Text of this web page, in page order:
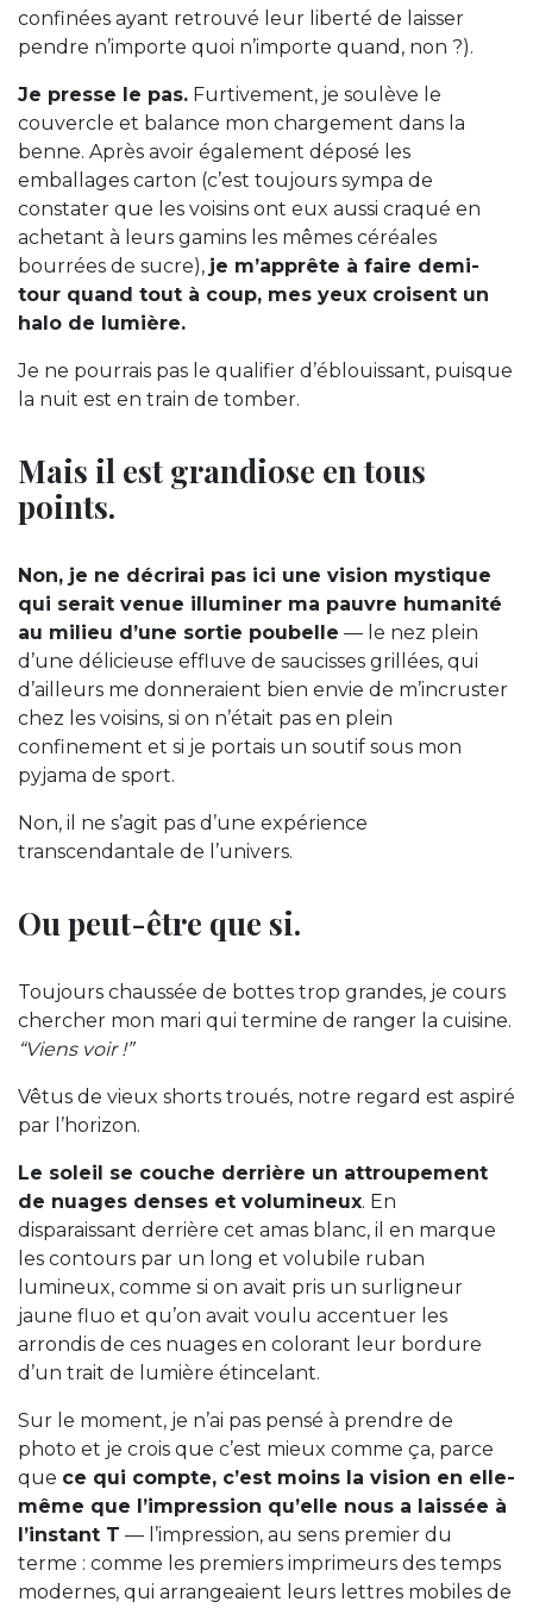
confinées ayant retrouvé leur liberté de laisser
pendre n’importe quoi n’importe quand, non ?).
Je presse le pas. Furtivement, je soulève le
couvercle et balance mon chargement dans la
benne. Après avoir également déposé les
emballages carton (c’est toujours sympa de
constater que les voisins ont eux aussi craqué en
achetant à leurs gamins les mêmes céréales
bourrées de sucre), je m’apprête à faire demi-
tour quand tout à coup, mes yeux croisent un
halo de lumière.
Je ne pourrais pas le qualifier d’éblouissant, puisque
la nuit est en train de tomber.
Mais il est grandiose en tous
points.
Non, je ne décrirai pas ici une vision mystique
qui serait venue illuminer ma pauvre humanité
au milieu d’une sortie poubelle — le nez plein
d’une délicieuse effluve de saucisses grillées, qui
d’ailleurs me donneraient bien envie de m’incruster
chez les voisins, si on n’était pas en plein
confinement et si je portais un soutif sous mon
pyjama de sport.
Non, il ne s’agit pas d’une expérience
transcendantale de l’univers.
Ou peut-être que si.
Toujours chaussée de bottes trop grandes, je cours
chercher mon mari qui termine de ranger la cuisine.
“Viens voir !”
Vêtus de vieux shorts troués, notre regard est aspiré
par l’horizon.
Le soleil se couche derrière un attroupement
de nuages denses et volumineux. En
disparaissant derrière cet amas blanc, il en marque
les contours par un long et volubile ruban
lumineux, comme si on avait pris un surligneur
jaune fluo et qu’on avait voulu accentuer les
arrondis de ces nuages en colorant leur bordure
d’un trait de lumière étincelant.
Sur le moment, je n’ai pas pensé à prendre de
photo et je crois que c’est mieux comme ça, parce
que ce qui compte, c’est moins la vision en elle-
même que l’impression qu’elle nous a laissée à
l’instant T — l’impression, au sens premier du
terme : comme les premiers imprimeurs des temps
modernes, qui arrangeaient leurs lettres mobiles de